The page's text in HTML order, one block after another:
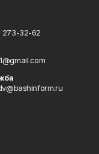
273-32-62